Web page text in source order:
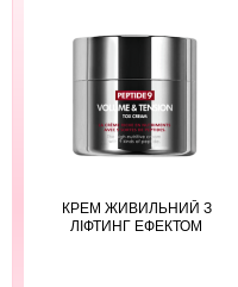
КРЕМ ЖИВИЛЬНИЙ З
ЛІФТИНГ ЕФЕКТОМ